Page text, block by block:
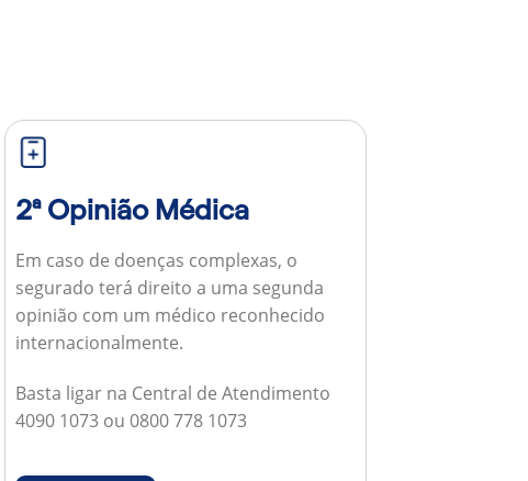
2ª Opinião Médica
Em caso de doenças complexas, o
segurado terá direito a uma segunda
opinião com um médico reconhecido
internacionalmente.
Basta ligar na Central de Atendimento
4090 1073 ou 0800 778 1073